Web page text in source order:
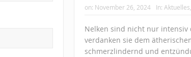
on: November 26, 2024 In: Aktuelles
Nelken sind nicht nur intensiv
verdanken sie dem
schmerzlindernd und